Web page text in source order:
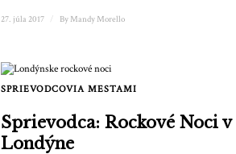
27. júla 2017 By Mandy Morello
SPRIEVODCOVIA MESTAMI
Sprievodca: Rockové Noci v
Londýne